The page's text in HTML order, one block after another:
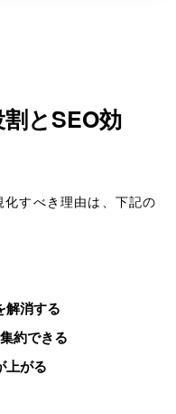
とSEO効
すべき理由は、下記の
解消する
約できる
上がる